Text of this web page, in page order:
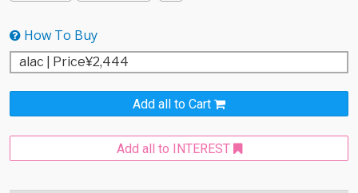
How To Buy
Add all to Cart
Add all to INTEREST